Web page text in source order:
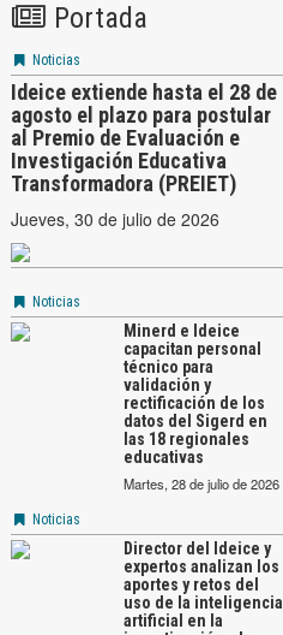
Portada
Noticias
Ideice extiende hasta el 28 de
agosto el plazo para postular
al Premio de Evaluación e
Investigación Educativa
Transformadora (PREIET)
jueves, 30 de julio de 2026
Noticias
Minerd e Ideice
capacitan personal
técnico para
validación y
rectificación de los
datos del Sigerd en
las 18 regionales
educativas
martes, 28 de julio de 2026
Noticias
Director del Ideice y
expertos analizan los
aportes y retos del
uso de la inteligencia
artificial en la